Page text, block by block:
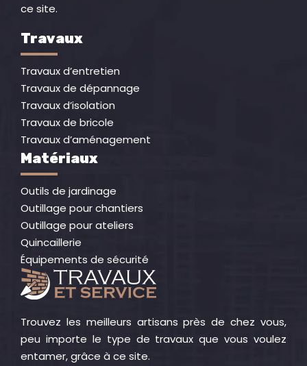
ce site.
Travaux
Travaux d’entretien
Travaux de dépannage
Travaux d’isolation
Travaux de bricole
Travaux d’aménagement
Matériaux
Outils de jardinage
Outillage pour chantiers
Outillage pour ateliers
Quincaillerie
Équipements de sécurité
Trouvez les meilleurs artisans près de chez vous,
peu importe le type de travaux que vous voulez
entamer, grâce à ce site.